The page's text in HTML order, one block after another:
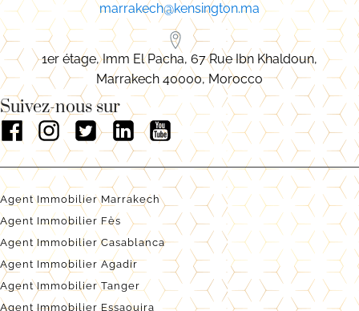
marrakech@kensington.ma
1er étage, Imm El Pacha, 67 Rue Ibn Khaldoun,
Marrakech 40000, Morocco
Suivez-nous sur
Agent Immobilier Marrakech
Agent Immobilier Fès
Agent Immobilier Casablanca
Agent Immobilier Agadir
Agent Immobilier Tanger
Agent Immobilier Essaouira